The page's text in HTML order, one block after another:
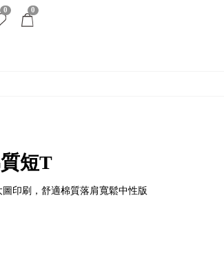
0 0
短T
印刷，舒適棉質落肩寬鬆中性版